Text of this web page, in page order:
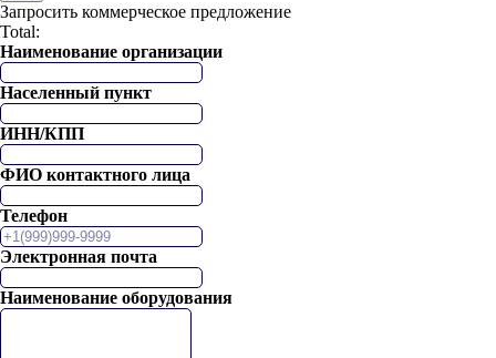
Запросить коммерческое предложение
Total:
Наименование организации
Населенный пункт
ИНН/КПП
ФИО контактного лица
Телефон
Электронная почта
Наименование оборудования